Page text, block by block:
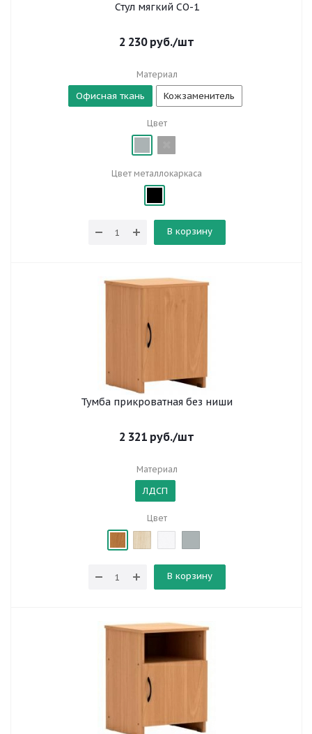
Стул мягкий СО-1
2 230руб./шт
Материал
Офисная ткань Кожзаменитель
Цвет
Цвет металлокаркаса
В корзину
Тумба прикроватная без ниши
2 321 руб./шт
Материал
ЛДСП
Цвет
В корзину